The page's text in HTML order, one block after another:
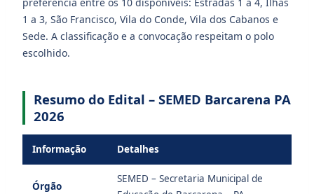
1 a 3, São Francisco, Vila do Conde, Vila dos Cabanos e
Sede. A classificação e a convocação respeitam o polo
escolhido.
Resumo do Edital – SEMED Barcarena PA
2026
Informação Detalhes
Órgão
SEMED – Secretaria Municipal de